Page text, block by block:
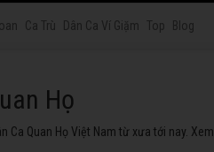
Ca Trù Dân Ca Ví Giặm Top Blog
hát Chầu Văn hay nhất ở Việt Nam. Không